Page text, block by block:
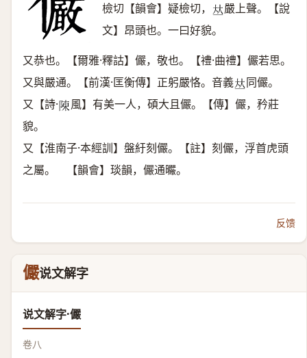
檢切【韻會】疑檢切， 𠀤嚴上聲。【說
文】昂頭也。一曰好貌。
又恭也。【爾雅·釋詁】儼，敬也。【禮·曲禮】儼若思。
又與嚴通。【前漢·匡衡傳】正躬嚴恪。音義𠀤同儼。
又【詩·𨻰 風】有美一人，碩大且儼。【傳】儼，矜莊
貌。
又【淮南子·本經訓】盤紆刻儼。【註】刻儼，浮首虎頭
之屬。 【韻會】琰韻，儼通曮。
反馈
儼说文解字
说文解字·儼
卷八